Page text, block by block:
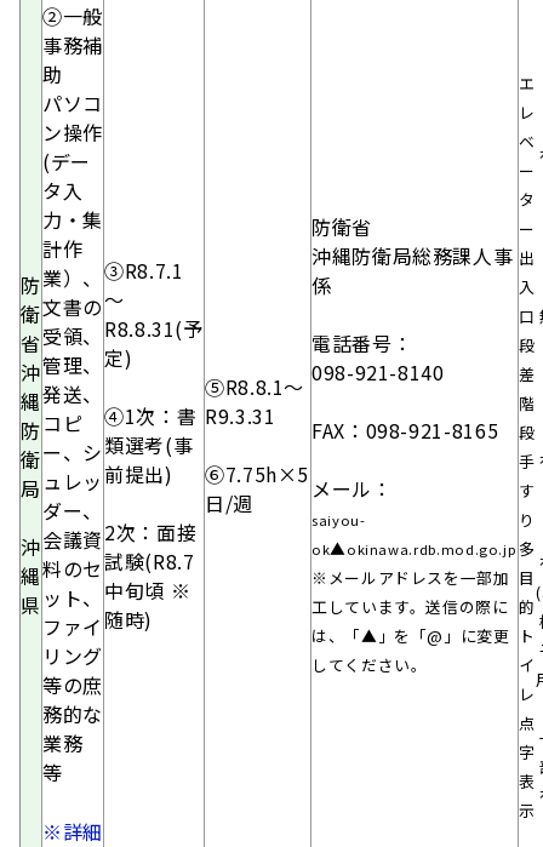
防
衛
省
沖
縄
防
衛
局
沖
縄
県
②一般
事務補
助
パソコ
ン操作
(デー
タ入
力・集
計作
業）、
文書の
受領、
管理、
発送、
コピ
ー、シ
ュレッ
ダー、
会議資
料のセ
ット、
ファイ
リング
等の庶
務的な
業務
等
※詳細
③R8.7.1
～
R8.8.31(予
定)
④1次： 書
類選考(事
前提出)
2次： 面接
試験(R8.7
中旬頃 ※
随時)
⑤R8.8.1～
R9.3.31
⑥7.75h×5
日/週
防衛省
沖縄防衛局総務課人事
係
電話番号：
098-921-8140
FAX：098-921-8165
メール：
saiyou-
ok▲okinawa.rdb.mod.go.jp
※メールアドレスを一部加
工しています。送信の際に
は、「▲」を「@」に変更
してください。
エ
レ
ベ
ー
タ
ー
出
入
口
段
差
階
段
手
す
り
多
目
的
ト
イ
レ
点
字
表
示